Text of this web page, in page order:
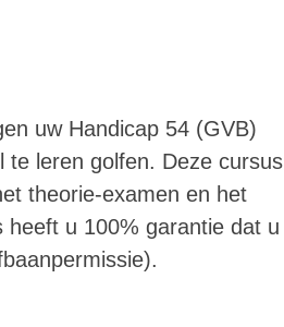
uw Handicap 54 (GVB)
te leren golfen. Deze cursus
theorie-examen en het
heeft u 100% garantie dat u